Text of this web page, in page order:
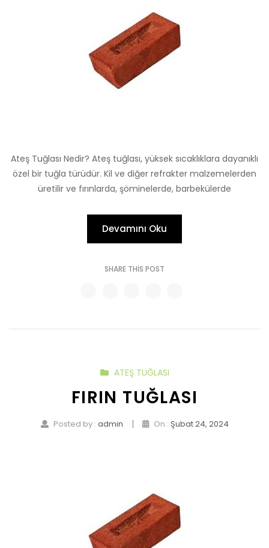
Ateş Tuğlası Nedir? Ateş tuğlası, yüksek sıcaklıklara dayanıklı
özel bir tuğla türüdür. Kil ve diğer refrakter malzemelerden
üretilir ve fırınlarda, şöminelerde, barbekülerde
Devamını Oku
SHARE THIS POST
ATEŞ TUĞLASI
FIRIN TUĞLASI
Posted by : admin | On : Şubat 24, 2024